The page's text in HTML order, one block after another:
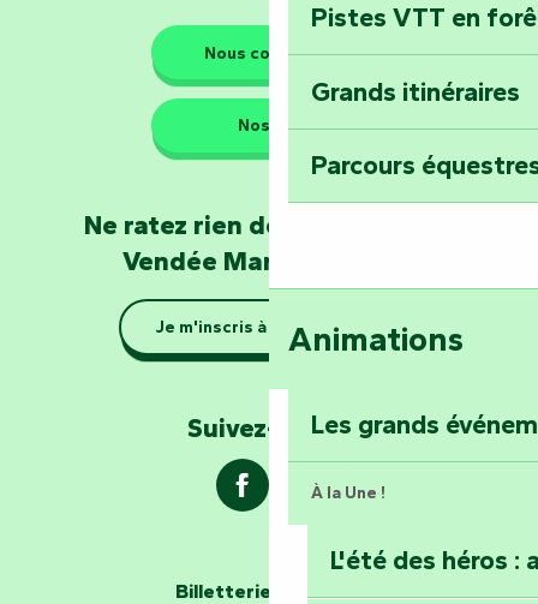
Les gardiens de la nature
Se la couler
barque dans le
Explorez la
Les passeurs d'histoires
Pistes VTT en
Grands itinéraires
Parcours
Animations
Les grands
À la Une !
L'été des héros :
Nous contacter
Nos QG
Ne ratez rien de l'actualité en
Vendée Marais Poitevin
Je m'inscris à la newsletter
Suivez-nous !
Billetterie en ligne